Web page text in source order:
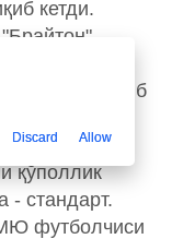
кетди.
тегиб
зарбаси
қўполлик
- стандарт.
футболчиси
Discard Allow